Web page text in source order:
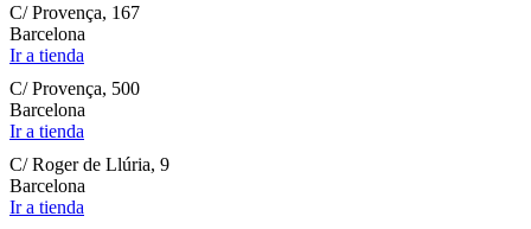
C/ Provença, 167
Barcelona
Ir a tienda
C/ Provença, 500
Barcelona
Ir a tienda
C/ Roger de Llúria, 9
Barcelona
Ir a tienda